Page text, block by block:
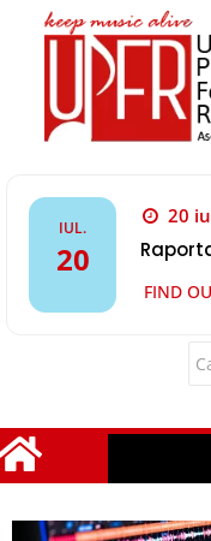
IUL.
20
20
FIND